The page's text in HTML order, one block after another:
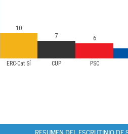
ERC-Cat Sí CUP PSC
10
7
6